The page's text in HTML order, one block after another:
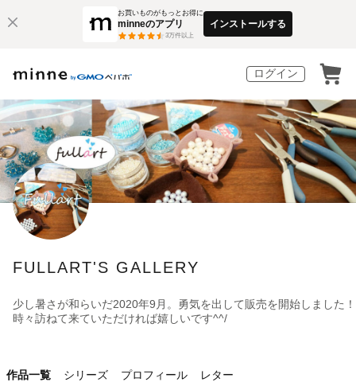
お買いものがもっとお得に
minneのアプリ
3万件以上
インストールする
ログイン
FULLART'S GALLERY
少し暑さが和らいだ2020年9月。勇気を出して販売を開始しました！
時々訪ねて来ていただければ嬉しいです^^/
作品一覧 シリーズ プロフィール レター